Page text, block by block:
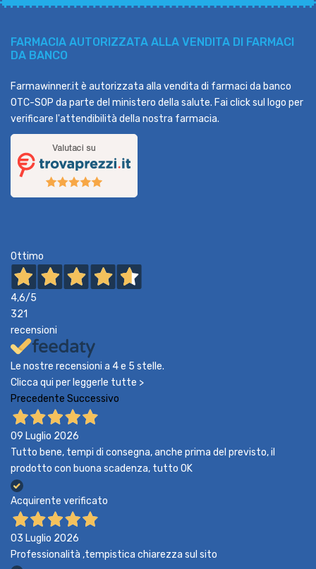
FARMACIA AUTORIZZATA ALLA VENDITA DI FARMACI
DA BANCO
Farmawinner.it è autorizzata alla vendita di farmaci da banco
OTC-SOP da parte del ministero della salute. Fai click sul logo per
verificare l'attendibilità della nostra farmacia.
Ottimo
4,6/5
321
recensioni
Le nostre recensioni a 4 e 5 stelle.
Clicca qui per leggerle tutte >
Precedente Successivo
09 Luglio 2026
Tutto bene, tempi di consegna, anche prima del previsto, il
prodotto con buona scadenza, tutto OK
Acquirente verificato
03 Luglio 2026
Professionalità ,tempistica chiarezza sul sito